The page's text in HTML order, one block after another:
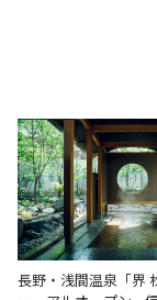
長野・浅間温泉「界